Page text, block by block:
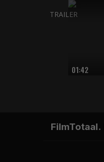
01:42
TRAILER
FilmTotaal.